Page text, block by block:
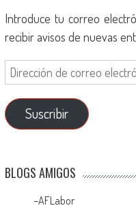
Introduce tu correo
recibir avisos de nuevas
Suscribir
BLOGS AMIGOS
–AFLabor